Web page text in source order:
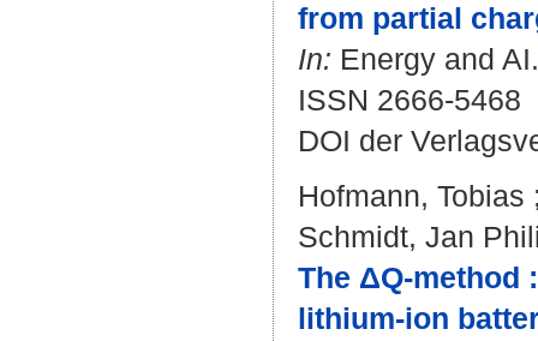
from partial
In: Energy and
ISSN 2666-5468
DOI der
Hofmann, Tobias
Schmidt, Jan
The ΔQ-method
lithium-ion